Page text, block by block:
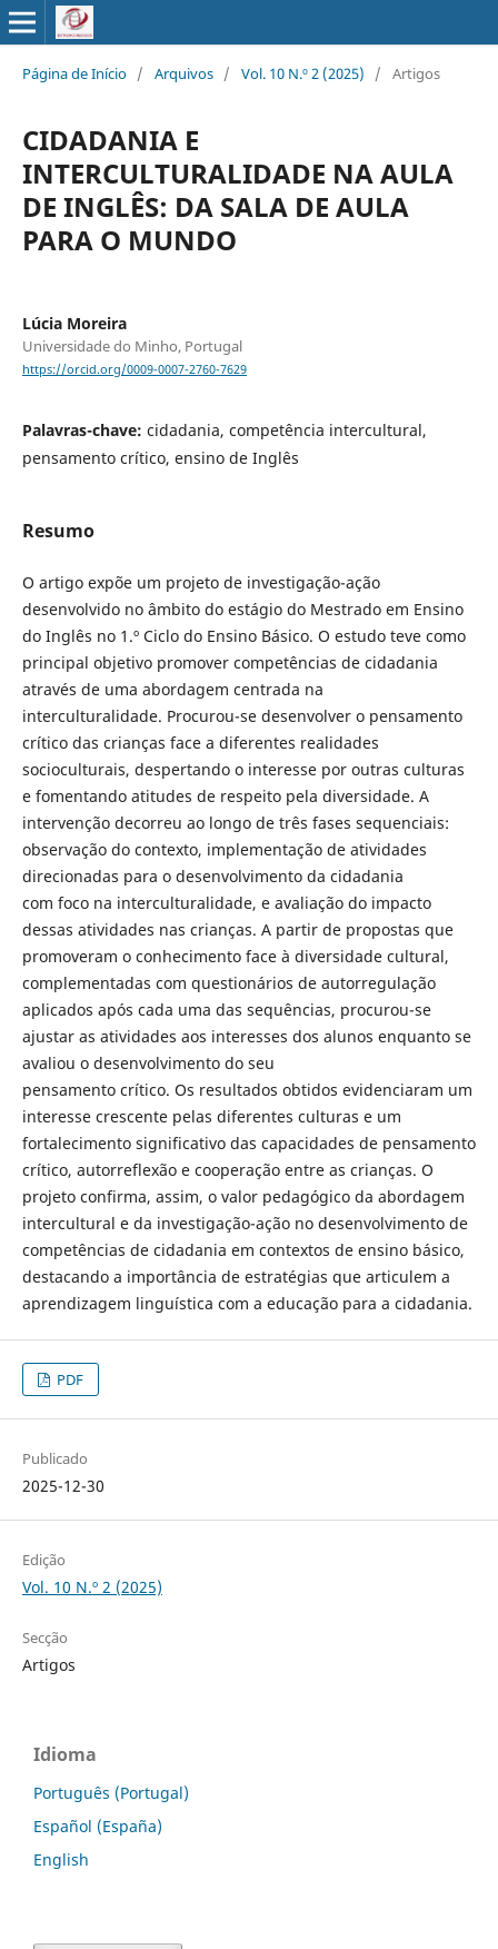
Página de Início / Arquivos / Vol. 10 N.º 2 (2025) / Artigos
CIDADANIA E
INTERCULTURALIDADE NA AULA
DE INGLÊS: DA SALA DE AULA
PARA O MUNDO
Lúcia Moreira
Universidade do Minho, Portugal
https://orcid.org/0009-0007-2760-7629
Palavras-chave: cidadania, competência intercultural,
pensamento crítico, ensino de Inglês
Resumo
O artigo expõe um projeto de investigação-ação
desenvolvido no âmbito do estágio do Mestrado em Ensino
do Inglês no 1.º Ciclo do Ensino Básico. O estudo teve como
principal objetivo promover competências de cidadania
através de uma abordagem centrada na
interculturalidade. Procurou-se desenvolver o pensamento
crítico das crianças face a diferentes realidades
socioculturais, despertando o interesse por outras culturas
e fomentando atitudes de respeito pela diversidade. A
intervenção decorreu ao longo de três fases sequenciais:
observação do contexto, implementação de atividades
direcionadas para o desenvolvimento da cidadania
com foco na interculturalidade, e avaliação do impacto
dessas atividades nas crianças. A partir de propostas que
promoveram o conhecimento face à diversidade cultural,
complementadas com questionários de autorregulação
aplicados após cada uma das sequências, procurou-se
ajustar as atividades aos interesses dos alunos enquanto se
avaliou o desenvolvimento do seu
pensamento crítico. Os resultados obtidos evidenciaram um
interesse crescente pelas diferentes culturas e um
fortalecimento significativo das capacidades de pensamento
crítico, autorreflexão e cooperação entre as crianças. O
projeto confirma, assim, o valor pedagógico da abordagem
intercultural e da investigação-ação no desenvolvimento de
competências de cidadania em contextos de ensino básico,
destacando a importância de estratégias que articulem a
aprendizagem linguística com a educação para a cidadania.
PDF
Publicado
2025-12-30
Edição
Vol. 10 N.º 2 (2025)
Secção
Artigos
Idioma
Português (Portugal)
Español (España)
English